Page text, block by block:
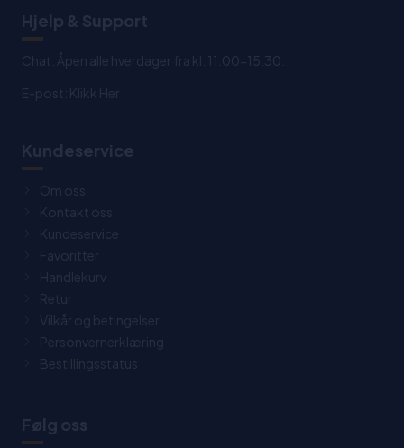
Hjelp & Support
Chat: Åpen alle hverdager fra kl. 11:00-15:30.
E-post: Klikk Her
Kundeservice
Om oss
Kontakt oss
Kundeservice
Favoritter
Handlekurv
Retur
Vilkår og betingelser
Personvernerklæring
Bestillingsstatus
Følg oss